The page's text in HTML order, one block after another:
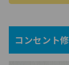
コンセント